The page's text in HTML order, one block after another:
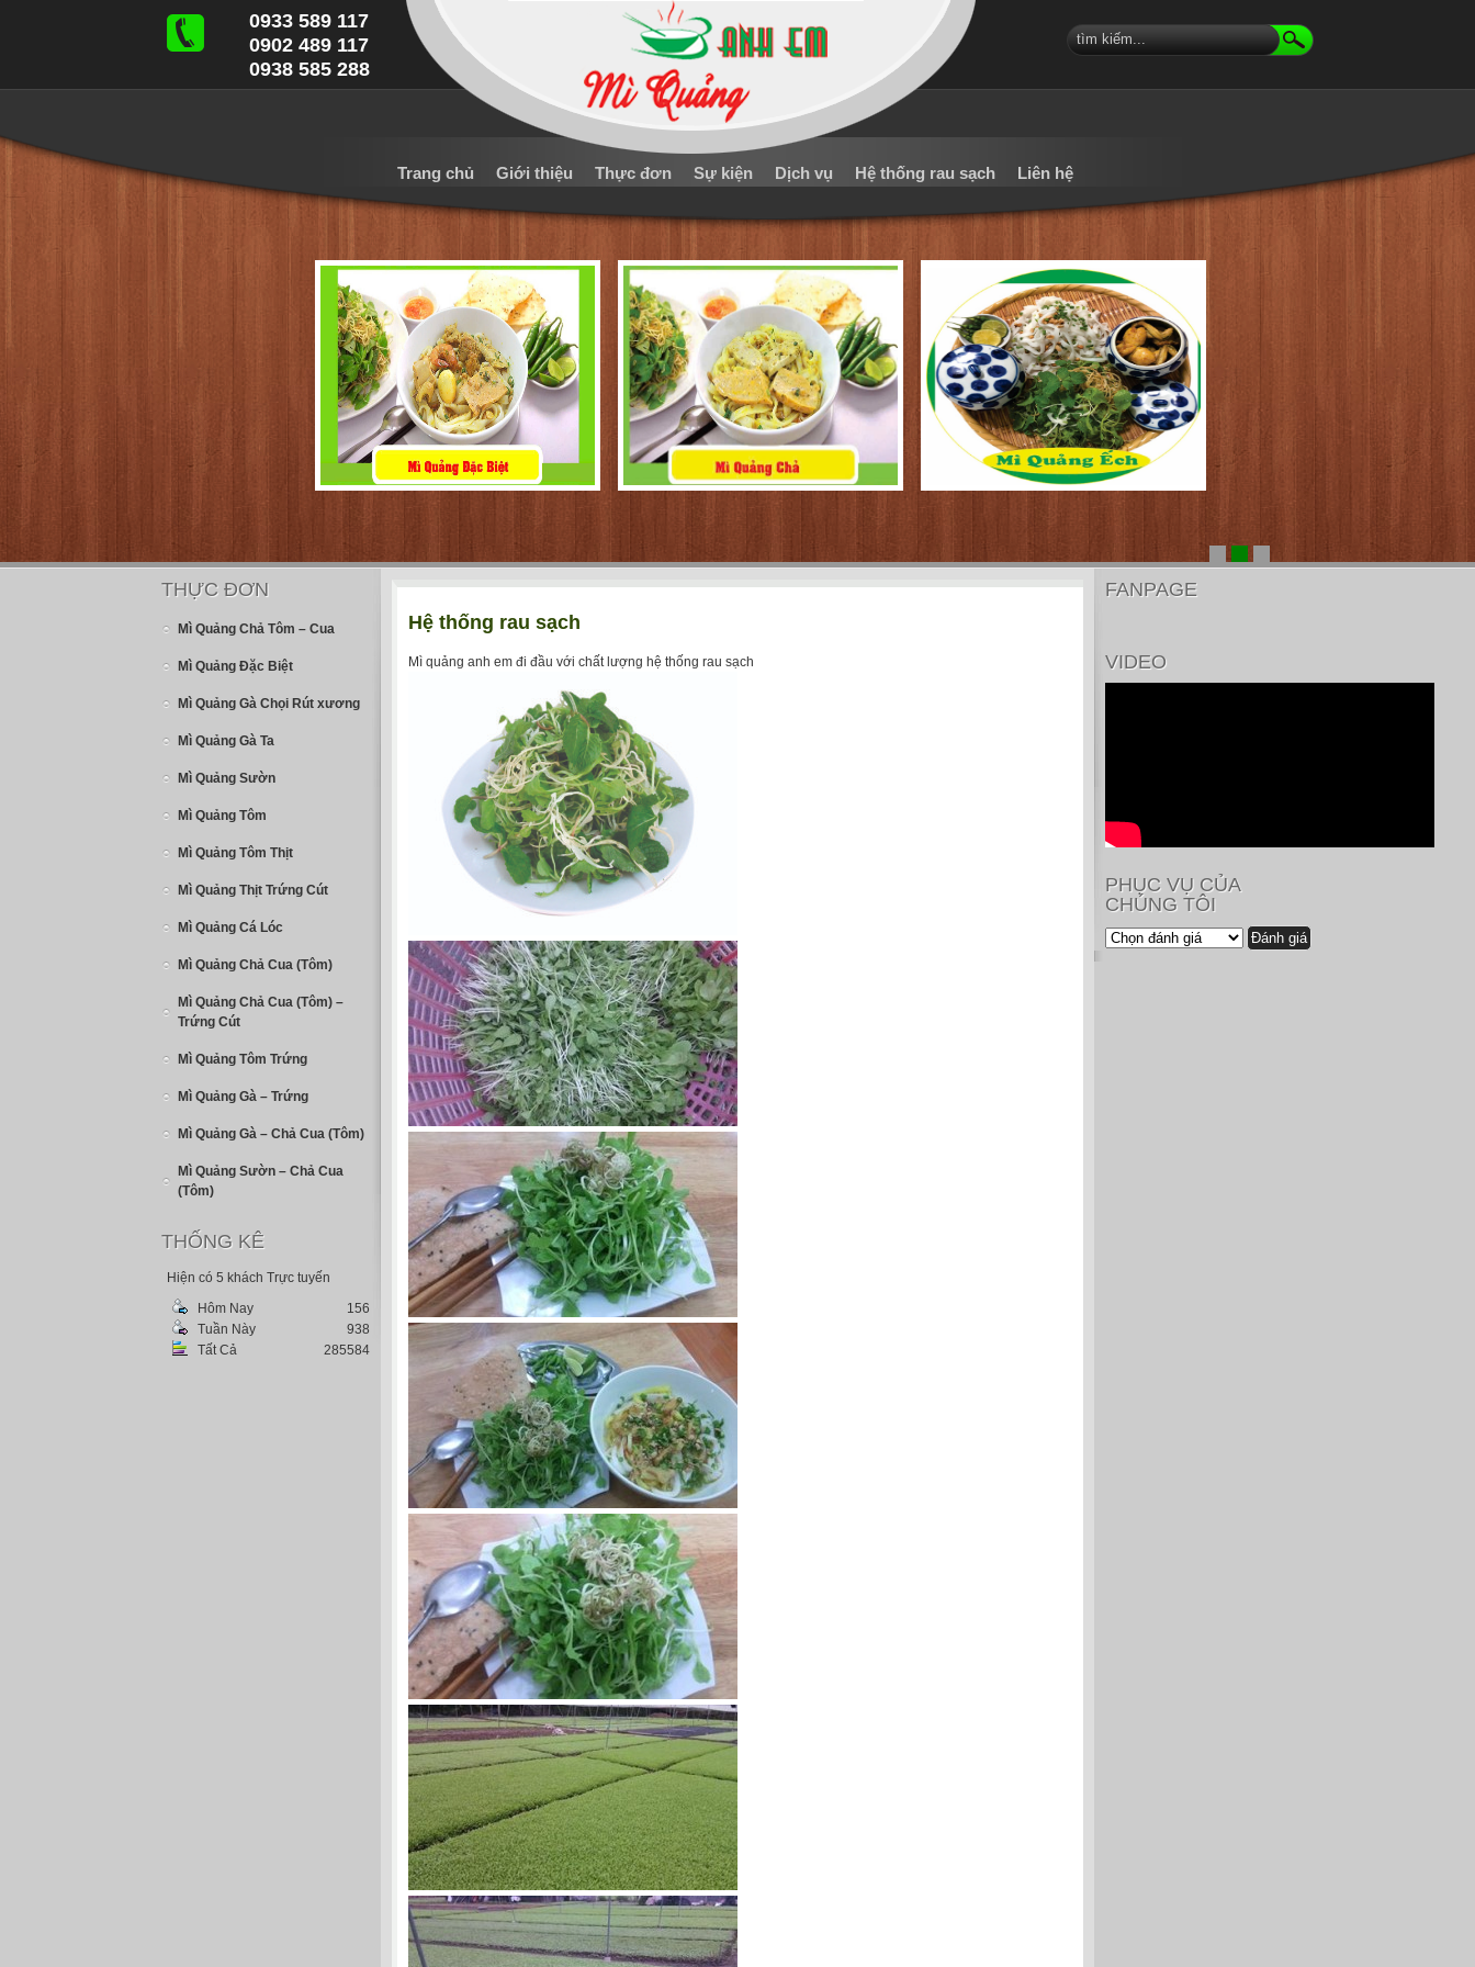
0933 589 117
0902 489 117
0938 585 288
Trang chủ Giới thiệu Thực đơn Sự kiện Dịch vụ Hệ thống rau sạch Liên hệ
THỰC ĐƠN
Mì Quảng Chả Tôm – Cua
Mì Quảng Đặc Biệt
Mì Quảng Gà Chọi Rút xương
Mì Quảng Gà Ta
Mì Quảng Sườn
Mì Quảng Tôm
Mì Quảng Tôm Thịt
Mì Quảng Thịt Trứng Cút
Mì Quảng Cá Lóc
Mì Quảng Chả Cua (Tôm)
Mì Quảng Chả Cua (Tôm) –
Trứng Cút
Mì Quảng Tôm Trứng
Mì Quảng Gà – Trứng
Mì Quảng Gà – Chả Cua (Tôm)
Mì Quảng Sườn – Chả Cua
(Tôm)
THỐNG KÊ
Hiện có 5 khách Trực tuyến
Hôm Nay
156
Tuần Này
938
Tất Cả
285584
Hệ thống rau sạch
Mì quảng anh em đi đầu với chất lượng hệ thống rau sạch
FANPAGE
VIDEO
PHỤC VỤ CỦA
CHÚNG TÔI